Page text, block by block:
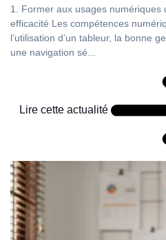
1. Former aux usages numériques
efficacité Les compétences
l’utilisation d’un tableur, la bonne
une navigation sé...
Lire cette actualité